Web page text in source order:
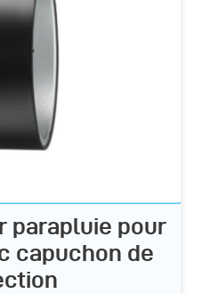
parapluie pour
capuchon de